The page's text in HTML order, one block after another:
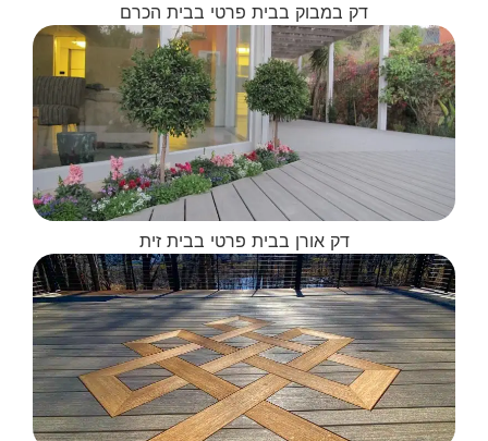
דק במבוק בבית פרטי בבית הכרם
דק אורן בבית פרטי בבית זית